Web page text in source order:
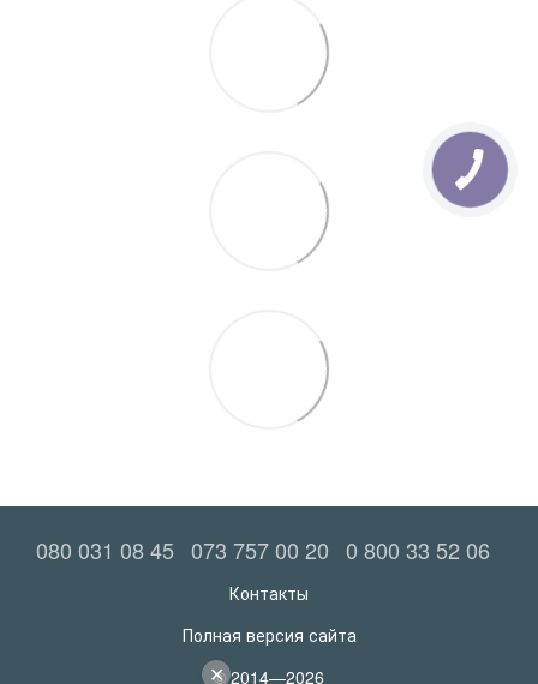
080 031 08 45 073 757 00 20 0 800 33 52 06
Контакты
Полная версия сайта
© 2014—2026